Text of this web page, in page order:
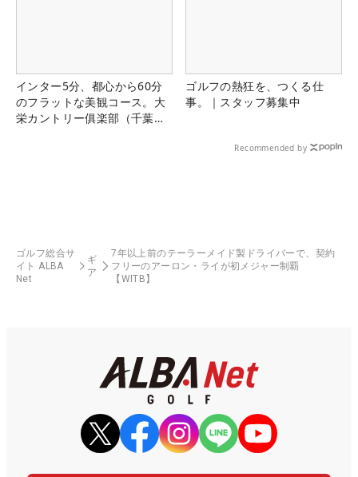
インター5分、都心から60分
のフラットな美観コース。大
栄カントリー俱楽部（千葉
ゴルフの熱狂を、つくる仕
事。｜スタッフ募集中
Recommended by
ゴルフ総合サ
イト ALBA
Net
ギ
ア
7年以上前のテーラーメイド製ドライバーで、契約
フリーのアーロン・ライが初メジャー制覇
【WITB】